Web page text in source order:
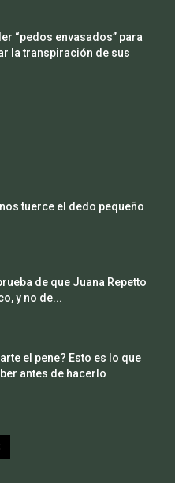
“pedos envasados” para
la transpiración de sus
tuerce el dedo pequeño
de que Juana Repetto
y no de...
el pene? Esto es lo que
antes de hacerlo